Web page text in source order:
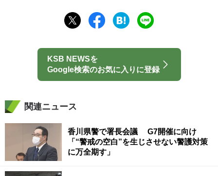
KSB NEWSを
Google検索のお気に入りに登録
関連ニュース
香川県警で署長会議 G7開催に向け
「“警戒の空白”を生じさせない警護対策
に万全期す」